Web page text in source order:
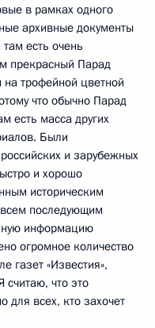
в рамках одного
архивные документы
есть очень
прекрасный Парад
трофейной цветной
что обычно Парад
есть масса других
Были
и зарубежных
и хорошо
историческим
всем последующим
информацию
огромное количество
газет «Известия»,
считаю, что это
для всех, кто захочет